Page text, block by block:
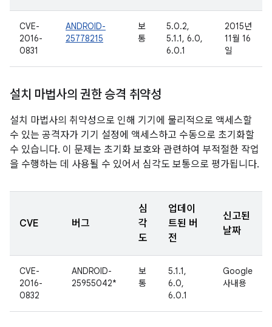
CVE-
2016-
0831
ANDROID-
25778215
보
통
5.0.2,
5.1.1, 6.0,
6.0.1
2015년
11월 16
일
설치 마법사의 권한 승격 취약성
설치 마법사의 취약성으로 인해 기기에 물리적으로 액세스할
수 있는 공격자가 기기 설정에 액세스하고 수동으로 초기화할
수 있습니다. 이 문제는 초기화 보호와 관련하여 부적절한 작업
을 수행하는 데 사용될 수 있어서 심각도 보통으로 평가됩니다.
CVE 버그
심
각
도
업데이
트된 버
전
신고된
날짜
CVE-
2016-
0832
ANDROID-
25955042*
보
통
5.1.1,
6.0,
6.0.1
Google
사내용